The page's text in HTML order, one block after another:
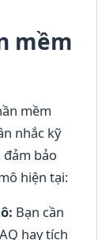
mềm
mềm
nhắc kỹ
bảo
hiện tại:
Bạn cần
hay tích